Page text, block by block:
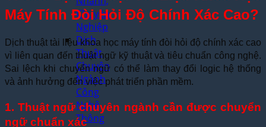
Chuyên
Nghiệp
Dịch
Thuật
Chuyên
Ngành
Công
Nghệ
Thông
Máy Tính Đòi Hỏi Độ Chính Xác Cao?
Dịch thuật tài liệu khoa học máy tính đòi hỏi độ chính xác cao
vì liên quan đến thuật ngữ kỹ thuật và tiêu chuẩn công nghệ.
Sai lệch khi chuyển ngữ có thể làm thay đổi logic hệ thống
và ảnh hưởng đến việc phát triển phần mềm.
1. Thuật ngữ chuyên ngành cần được chuyển
ngữ chuẩn xác